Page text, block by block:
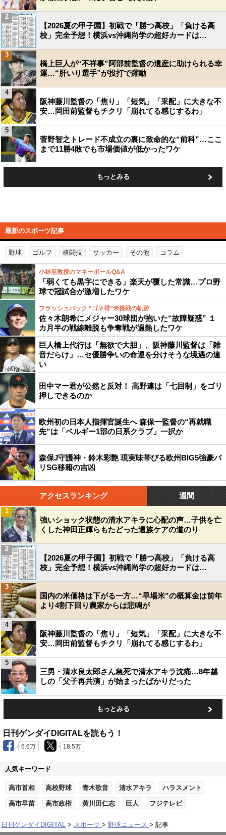
【2026夏の甲子園】初戦で「勝つ高校」「負ける高
校」完全予想！横浜vs沖縄尚学の超好カードは…
2
橋上巨人が“不祥事”阿部前監督の遺産に助けられる幸
運…“肝いり選手”が投打で躍動
3
阪神藤川監督の「焦り」「短気」「采配」に大きな不
安…岡田前監督もチクリ「崩れてる感じするわ」
4
菅野智之トレード不成立の裏に致命的な“前科”…ここ
まで11勝4敗でも市場価値が低かったワケ
5
もっとみる
最新のスポーツ記事
野球 ゴルフ 格闘技 サッカー その他 コラム
小林至教授のマネーボールQ&A
「弱くても黒字にできる」楽天が覆した常識…プロ野
球で冠試合が激増したワケ
フラッシュバック “ゴネ得”米挑戦の軌跡
佐々木朗希にメジャー30球団が抱いた“故障疑惑” １
カ月半の戦線離脱も争奪戦が過熱したワケ
巨人橋上代行は「無欲で大胆」、阪神藤川監督は「雑
音だらけ」…セ優勝争いの命運を分けそうな境遇の違
い
田中マー君が公然と反対！ 高野連は「七回制」をゴリ
押しできるのか
欧州初の日本人指揮官誕生へ 森保一監督の“再就職
先”は「ベルギー1部の日系クラブ」一択か
森保J守護神・鈴木彩艶 現実味帯びる欧州BIG5強豪パ
リSG移籍の吉凶
アクセスランキング 週間
強いショック状態の清水アキラに心配の声…子供を亡
くした神田正輝らもたどった遺族ケアの道のり
1
【2026夏の甲子園】初戦で「勝つ高校」「負ける高
校」完全予想！横浜vs沖縄尚学の超好カードは…
2
国内の米価格は下がる一方…“早場米”の概算金は前年
より4割下回り農家からは悲鳴が
3
阪神藤川監督の「焦り」「短気」「采配」に大きな不
安…岡田前監督もチクリ「崩れてる感じするわ」
4
三男・清水良太郎さん急死で清水アキラ沈痛…8年越
しの「父子再共演」が始まったばかりだった
5
もっとみる
日刊ゲンダイDIGITALを読もう！
6.6万 18.5万
人気キーワード
高市首相 高校野球 青木歌音 清水アキラ ハラスメント
高市早苗 高市政権 黄川田仁志 巨人 フジテレビ
日刊ゲンダイDIGITAL スポーツ 野球ニュース 記事